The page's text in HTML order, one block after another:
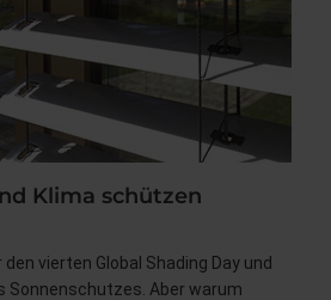
Klima schützen
vierten Global Shading Day und
Sonnenschutzes. Aber warum